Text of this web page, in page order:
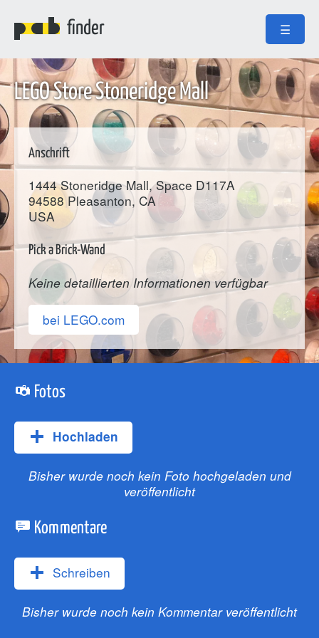
finder ☰
LEGO Store Stoneridge Mall
Anschrift
1444 Stoneridge Mall, Space D117A
94588 Pleasanton, CA
USA
Pick a Brick-Wand
Keine detaillierten Informationen verfügbar
bei LEGO.com
Fotos
Hochladen
Bisher wurde noch kein Foto hochgeladen und
veröffentlicht
Kommentare
Schreiben
Bisher wurde noch kein Kommentar veröffentlicht